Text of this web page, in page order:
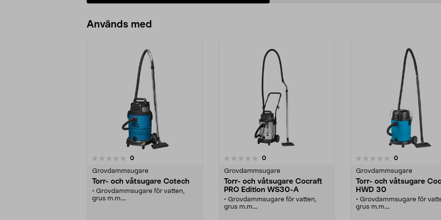
Används med
0recensioner
Grovdammsugare
Torr- och våtsugare Cotech
• Grovdammsugare för vatten,
grus m.m.
0.0 av 5 stjärnor 0recensioner
Grovdammsugare
Torr- och våtsugare Cocraft
PRO Edition WS30-A
• Grovdammsugare för vatten,
grus m.m.
0.0 av 5 stjärnor 0recensioner
Grovdammsugare
Torr- och våtsugare
HWD 30
• Grovdammsugare för
grus m.m.